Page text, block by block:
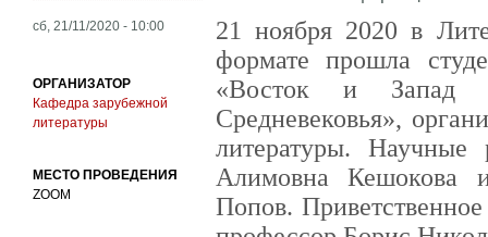
сб, 21/11/2020 - 10:00
ОРГАНИЗАТОР
Кафедра зарубежной
литературы
МЕСТО ПРОВЕДЕНИЯ
ZOOM
21 ноября 2020 в
формате прошла
«Восток и Запад в
Средневековья»,
литературы. Научные
Алимовна Кешокова
Попов.